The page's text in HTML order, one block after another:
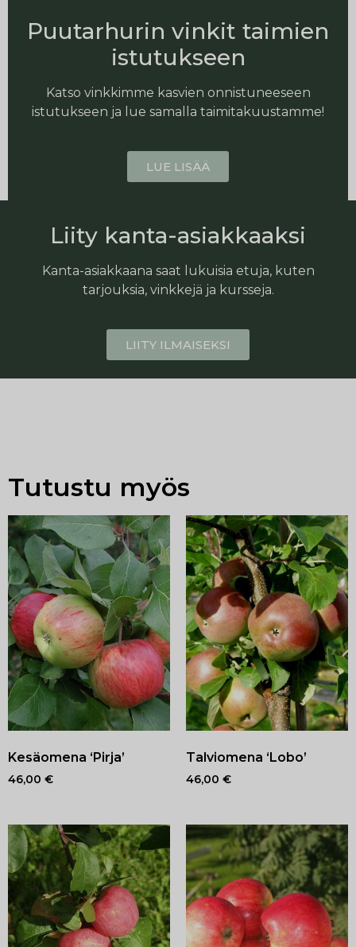
Puutarhurin vinkit taimien
istutukseen
Katso vinkkimme kasvien onnistuneeseen
istutukseen ja lue samalla taimitakuustamme!
LUE LISÄÄ
Liity kanta-asiakkaaksi
Kanta-asiakkaana saat lukuisia etuja, kuten
tarjouksia, vinkkejä ja kursseja.
LIITY ILMAISEKSI
Tutustu myös
Kesäomena ‘Pirja’
46,00 €
Talviomena ‘Lobo’
46,00 €